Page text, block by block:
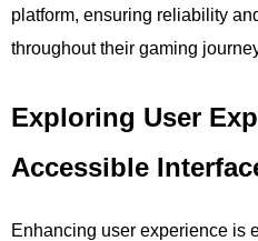
platform, ensuring reliability
throughout their gaming
Exploring User
Accessible
Enhancing user experience is